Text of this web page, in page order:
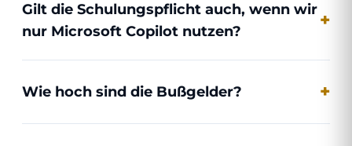
Gilt die Schulungspflicht auch, wenn wir
nur Microsoft Copilot nutzen?
Wie hoch sind die Bußgelder?